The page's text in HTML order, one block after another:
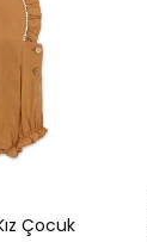
Çocuk